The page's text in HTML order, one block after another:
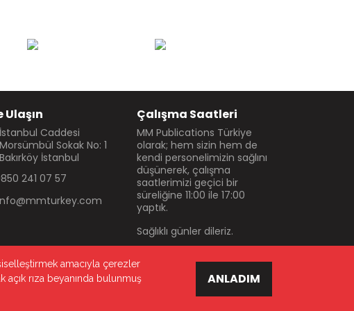
Ulaşın
İstanbul Caddesi
Morsümbül Sokak No: 1
Bakırköy İstanbul
241 07 57
Çalışma Saatleri
MM Publications Türkiye
olarak; hem sizin hem de
kendi personelimizin sağlını
düşünerek, çalışma
saatlerimizi geçici bir
süreliğine 11:00 ile 17:00
yaptık.
Sağlıklı günler dileriz.
Gizlilik politikası
amacıyla çerezler
açık rıza beyanında bulunmuş
ANLADIM